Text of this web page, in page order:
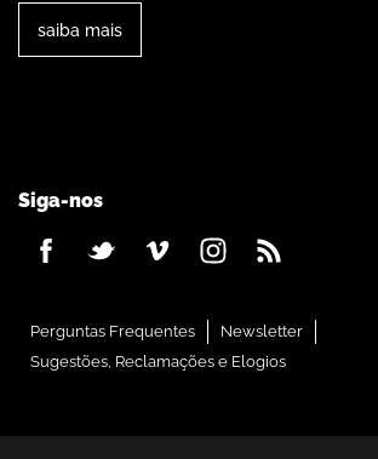
saiba mais
Siga-nos
Perguntas Frequentes
Newsletter
Sugestões, Reclamações e Elogios